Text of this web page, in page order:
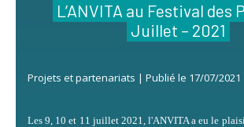
L’ANVITA au Festival des
Juillet – 2021
Projets et partenariats | Publié le 17/07/2021
Les 9, 10 et 11 juillet 2021, l'ANVITA a eu le